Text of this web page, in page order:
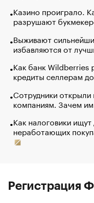
Казино проиграло.
разрушают
Выживают
избавляются от
Как банк Wildberries
кредиты селлерам
Сотрудники
компаниям. Зачем
Как налоговики
неработающих
Регистрация